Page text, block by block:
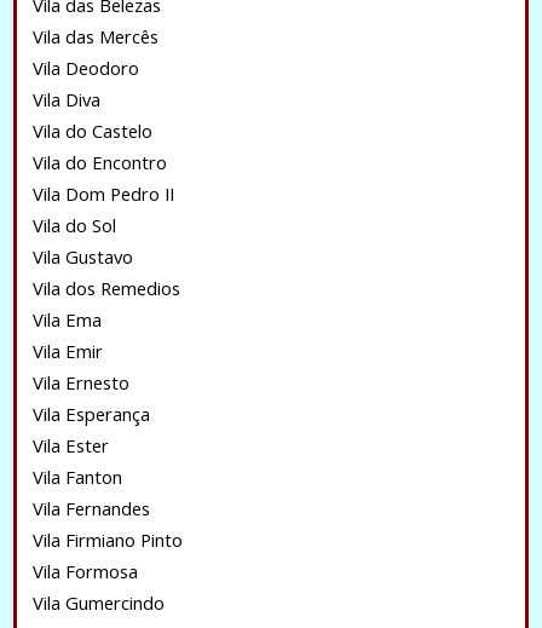
Vila das Belezas
Vila das Mercês
Vila Deodoro
Vila Diva
Vila do Castelo
Vila do Encontro
Vila Dom Pedro II
Vila do Sol
Vila Gustavo
Vila dos Remedios
Vila Ema
Vila Emir
Vila Ernesto
Vila Esperança
Vila Ester
Vila Fanton
Vila Fernandes
Vila Firmiano Pinto
Vila Formosa
Vila Gumercindo